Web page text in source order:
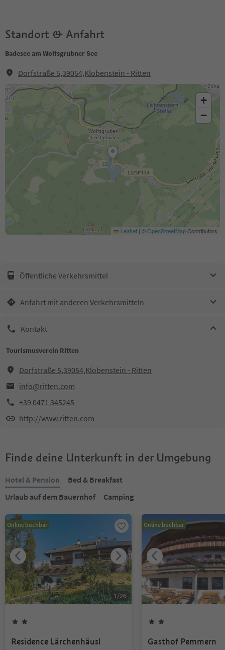
Standort & Anfahrt
Badesee am Wolfsgrubner See
Dorfstraße 5,39054,Klobenstein - Ritten
+
−
Leaflet | ©OpenStreetMapContributors
Öffentliche Verkehrsmittel
Anfahrt mit anderen Verkehrsmitteln
Kontakt
Tourismusverein Ritten
Dorfstraße 5,39054,Klobenstein - Ritten
info@ritten.com
+39 0471 345245
http://www.ritten.com
Finde deine Unterkunft in der Umgebung
Hotel & Pension
Bed & Breakfast
Urlaub auf dem Bauernhof
Camping
Online buchbar
1/26
Residence Lärchenhäusl
Online buchbar
Gasthof Pemmern